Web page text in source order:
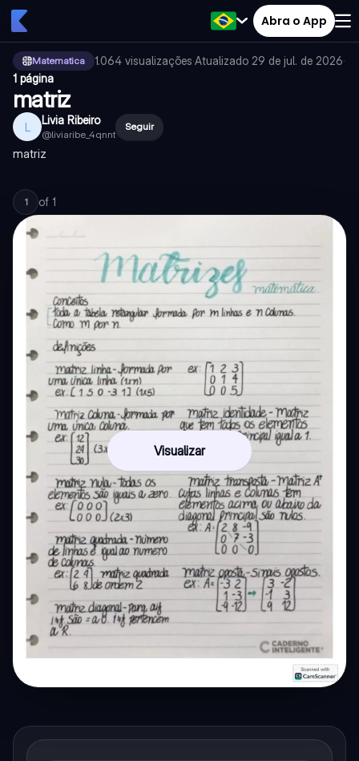
Abra o App
Matematica 1.064 visualizações·Atualizado 29 de jul. de 2026·
1 página
matriz
L Livia Ribeiro
@liviaribe_4qnnt
Seguir
matriz
1 of 1
Visualizar